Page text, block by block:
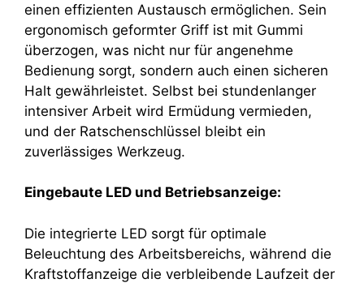
einen effizienten Austausch ermöglichen. Sein
ergonomisch geformter Griff ist mit Gummi
überzogen, was nicht nur für angenehme
Bedienung sorgt, sondern auch einen sicheren
Halt gewährleistet. Selbst bei stundenlanger
intensiver Arbeit wird Ermüdung vermieden,
und der Ratschenschlüssel bleibt ein
zuverlässiges Werkzeug.
Eingebaute LED und Betriebsanzeige:
Die integrierte LED sorgt für optimale
Beleuchtung des Arbeitsbereichs, während die
Kraftstoffanzeige die verbleibende Laufzeit der